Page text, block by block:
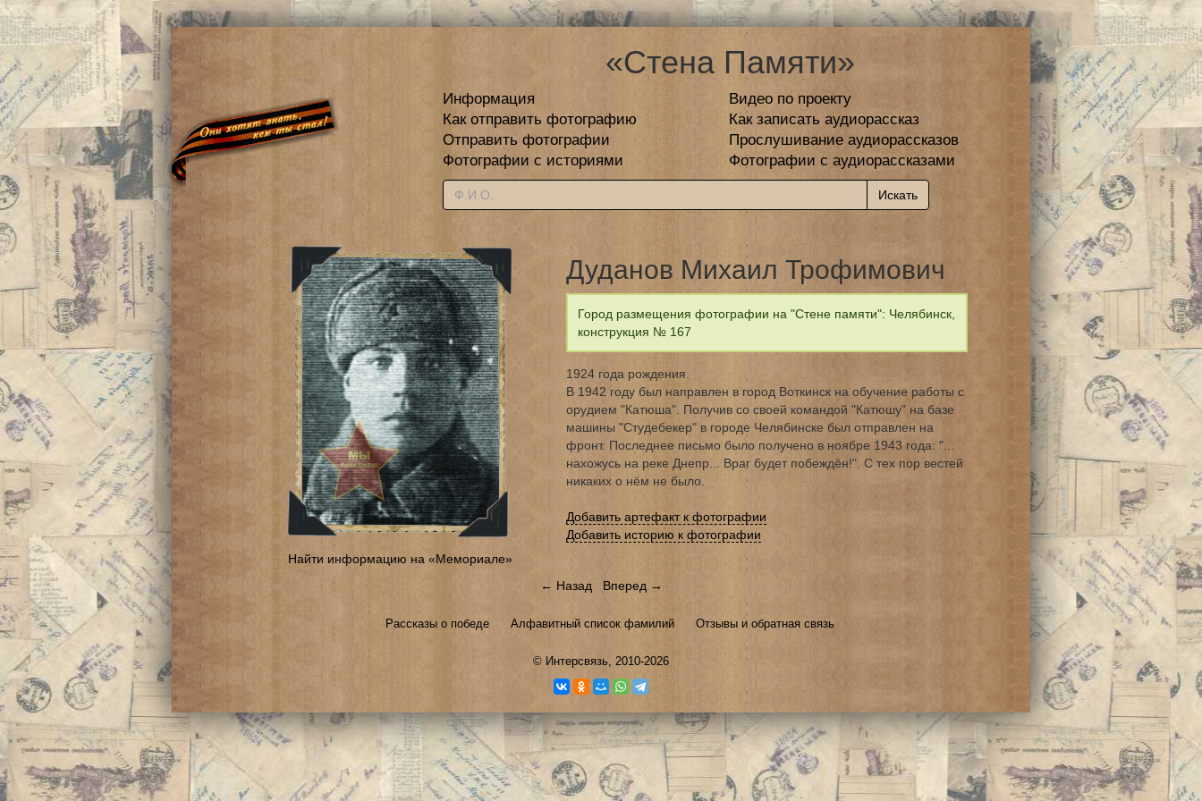
«Стена Памяти»
Информация
Видео по проекту
Как отправить фотографию
Как записать аудиорассказ
Отправить фотографии
Прослушивание аудиорассказов
Фотографии с историями
Фотографии с аудиорассказами
Найти информацию на «Мемориале»
Дуданов Михаил Трофимович
Город размещения фотографии на "Стене памяти": Челябинск,
конструкция № 167
1924 года рождения.
В 1942 году был направлен в город Воткинск на обучение работы с
орудием "Катюша". Получив со своей командой "Катюшу" на базе
машины "Студебекер" в городе Челябинске был отправлен на
фронт. Последнее письмо было получено в ноябре 1943 года: "...
нахожусь на реке Днепр... Враг будет побеждён!". С тех пор вестей
никаких о нём не было.
Добавить артефакт к фотографии
Добавить историю к фотографии
← Назад Вперед →
Рассказы о победе Алфавитный список фамилий Отзывы и обратная связь
© Интерсвязь, 2010-2026